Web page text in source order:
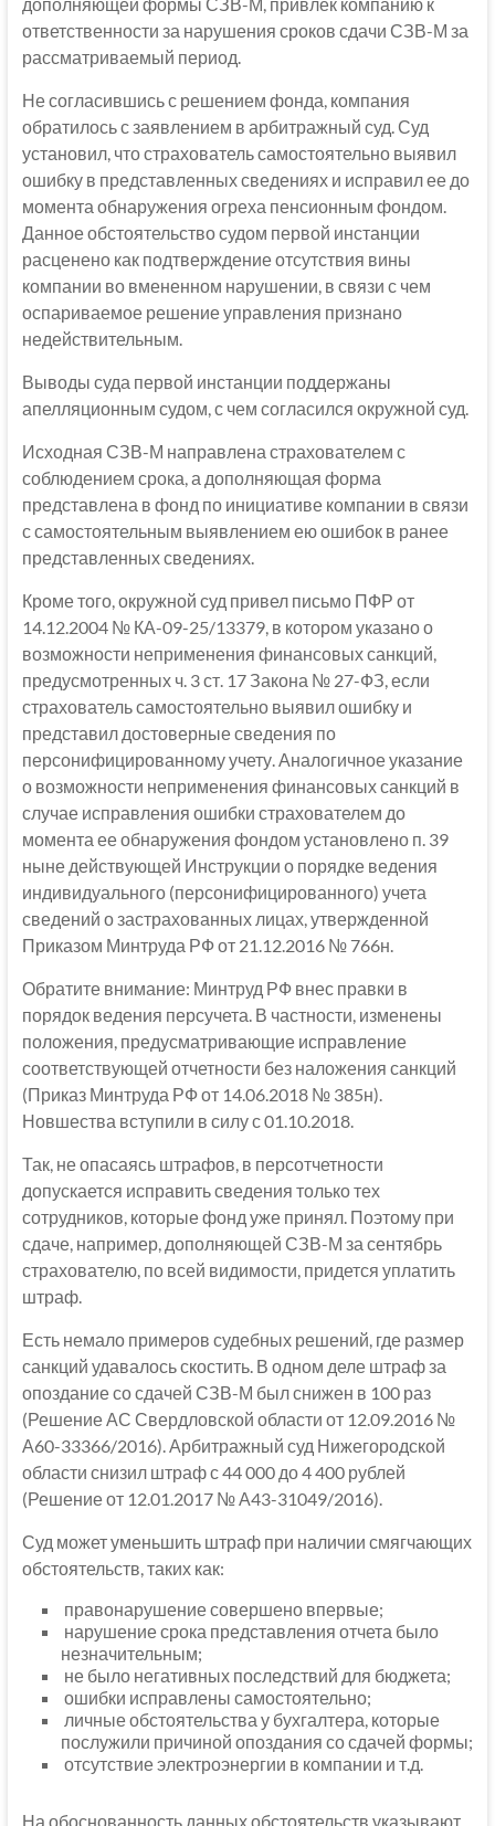
ответственности за нарушения сроков сдачи СЗВ-М за
рассматриваемый период.
Не согласившись с решением фонда, компания
обратилось с заявлением в арбитражный суд. Суд
установил, что страхователь самостоятельно выявил
ошибку в представленных сведениях и исправил ее до
момента обнаружения огреха пенсионным фондом.
Данное обстоятельство судом первой инстанции
расценено как подтверждение отсутствия вины
компании во вмененном нарушении, в связи с чем
оспариваемое решение управления признано
недействительным.
Выводы суда первой инстанции поддержаны
апелляционным судом, с чем согласился окружной суд.
Исходная СЗВ-М направлена страхователем с
соблюдением срока, а дополняющая форма
представлена в фонд по инициативе компании в связи
с самостоятельным выявлением ею ошибок в ранее
представленных сведениях.
Кроме того, окружной суд привел письмо ПФР от
14.12.2004 № КА-09-25/13379, в котором указано о
возможности неприменения финансовых санкций,
предусмотренных ч. 3 ст. 17 Закона № 27-ФЗ, если
страхователь самостоятельно выявил ошибку и
представил достоверные сведения по
персонифицированному учету. Аналогичное указание
о возможности неприменения финансовых санкций в
случае исправления ошибки страхователем до
момента ее обнаружения фондом установлено п. 39
ныне действующей Инструкции о порядке ведения
индивидуального (персонифицированного) учета
сведений о застрахованных лицах, утвержденной
Приказом Минтруда РФ от 21.12.2016 № 766н.
Обратите внимание: Минтруд РФ внес правки в
порядок ведения персучета. В частности, изменены
положения, предусматривающие исправление
соответствующей отчетности без наложения санкций
(Приказ Минтруда РФ от 14.06.2018 № 385н).
Новшества вступили в силу с 01.10.2018.
Так, не опасаясь штрафов, в персотчетности
допускается исправить сведения только тех
сотрудников, которые фонд уже принял. Поэтому при
сдаче, например, дополняющей СЗВ-М за сентябрь
страхователю, по всей видимости, придется уплатить
штраф.
Есть немало примеров судебных решений, где размер
санкций удавалось скостить. В одном деле штраф за
опоздание со сдачей СЗВ-М был снижен в 100 раз
(Решение АС Свердловской области от 12.09.2016 №
А60-33366/2016). Арбитражный суд Нижегородской
области снизил штраф с 44 000 до 4 400 рублей
(Решение от 12.01.2017 № А43-31049/2016).
Суд может уменьшить штраф при наличии смягчающих
обстоятельств, таких как:
правонарушение совершено впервые;
нарушение срока представления отчета было
незначительным;
не было негативных последствий для бюджета;
ошибки исправлены самостоятельно;
личные обстоятельства у бухгалтера, которые
послужили причиной опоздания со сдачей формы;
отсутствие электроэнергии в компании и т.д.
На обоснованность данных обстоятельств указывают